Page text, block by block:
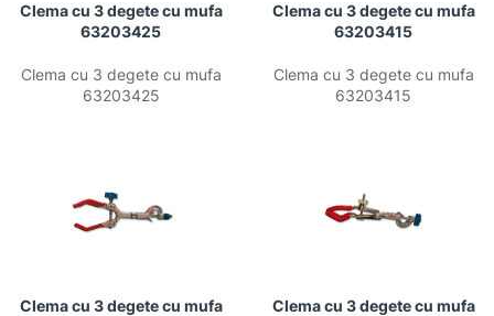
Clema cu 3 degete cu mufa
63203425
Clema cu 3 degete cu mufa
63203425
Clema cu 3 degete cu mufa
63203415
Clema cu 3 degete cu mufa
63203415
Clema cu 3 degete cu mufa
Clema cu 3 degete cu mufa